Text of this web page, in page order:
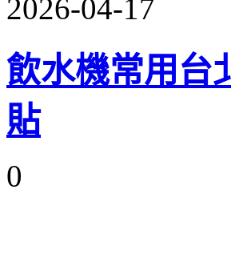
2026-04-17
飲水機常用台
貼
0